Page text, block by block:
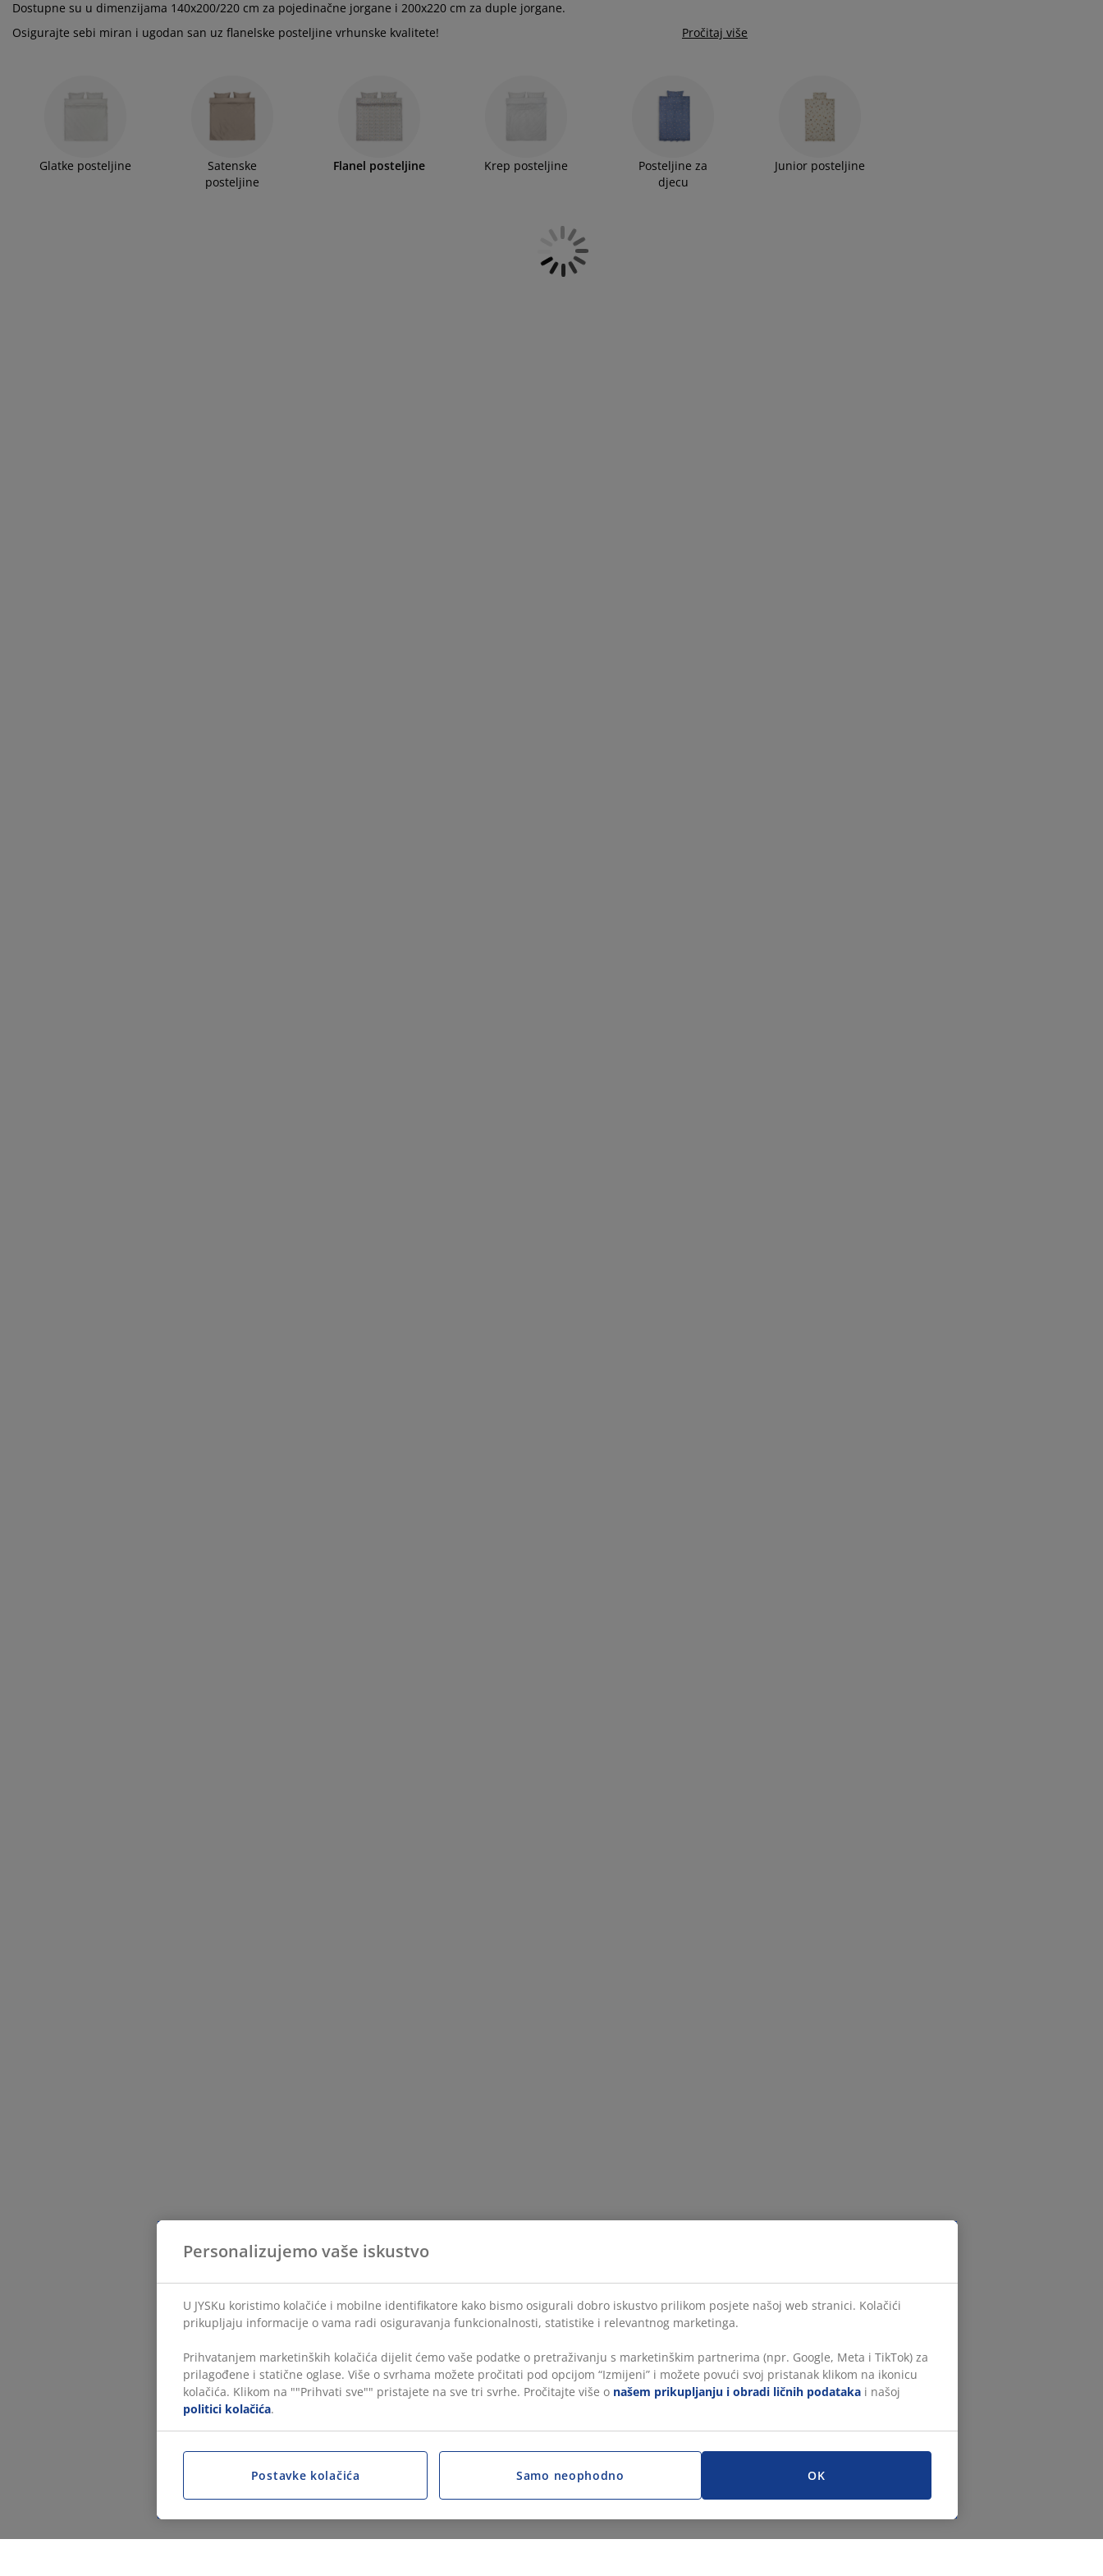
kreveta
kreveti
namještaja
rasvjeta
Dostupne su u dimenzijama 140x200/220 cm za pojedinačne jorgane i 200x220 cm za duple jorgane.
Osigurajte sebi miran i ugodan san uz flanelske posteljine vrhunske kvalitete!
Pročitaj više
Glatke posteljine
Satenske
posteljine
Flanel posteljine Krep posteljine
Posteljine za
djecu
Junior posteljine
Personalizujemo vaše iskustvo
U JYSKu koristimo kolačiće i mobilne identifikatore kako bismo osigurali dobro iskustvo prilikom posjete našoj web stranici. Kolačići
prikupljaju informacije o vama radi osiguravanja funkcionalnosti, statistike i relevantnog marketinga.
Prihvatanjem marketinških kolačića dijelit ćemo vaše podatke o pretraživanju s marketinškim partnerima (npr. Google, Meta i TikTok) za
prilagođene i statične oglase. Više o svrhama možete pročitati pod opcijom “Izmijeni” i možete povući svoj pristanak klikom na ikonicu
kolačića. Klikom na ""Prihvati sve"" pristajete na sve tri svrhe. Pročitajte više o našem prikupljanju i obradi ličnih podataka i našoj
politici kolačića.
OK
Postavke kolačića Samo neophodno